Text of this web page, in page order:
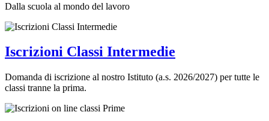
Dalla scuola al mondo del lavoro
Iscrizioni Classi Intermedie
Domanda di iscrizione al nostro Istituto (a.s. 2026/2027) per tutte le
classi tranne la prima.